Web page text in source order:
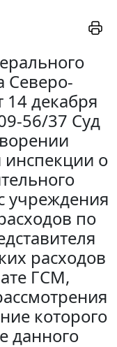
Северо-
14 декабря
56/37 Суд
инспекции о
учреждения
по
расходов
ГСМ,
которого
данного